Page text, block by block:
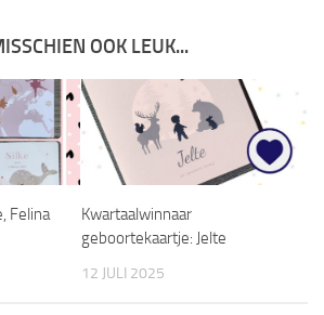
OOK LEUK...
Felina
Kwartaalwinnaar
geboortekaartje: Jelte
12 JULI 2025